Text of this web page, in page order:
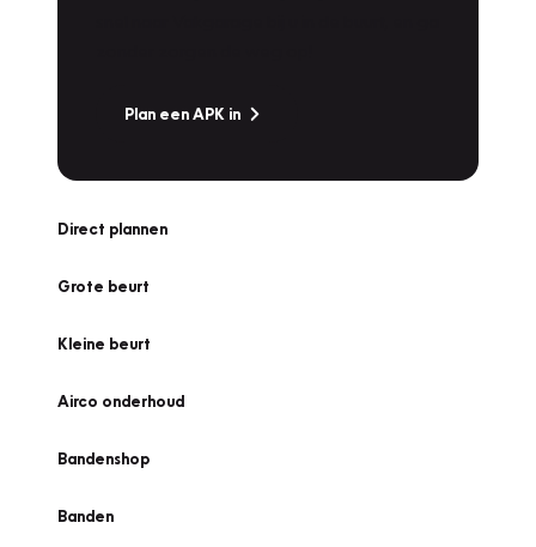
Plan een APK in
Direct plannen
Grote beurt
Kleine beurt
Airco onderhoud
Bandenshop
Banden